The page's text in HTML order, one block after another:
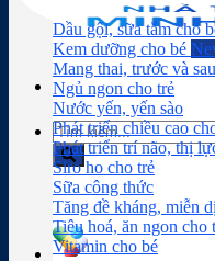
Sữa công thức
Dầu gội, sữa tắm cho
Kem dưỡng cho bé
Mang thai, trước và
Ngủ ngon cho trẻ
Nước yến, yến sào
Phát triển chiều cao
Phát triển trí não, thị
Siro ho cho trẻ
Sữa công thức
Tăng đề kháng, miễn
Tiêu hoá, ăn ngon cho
Vitamin cho bé